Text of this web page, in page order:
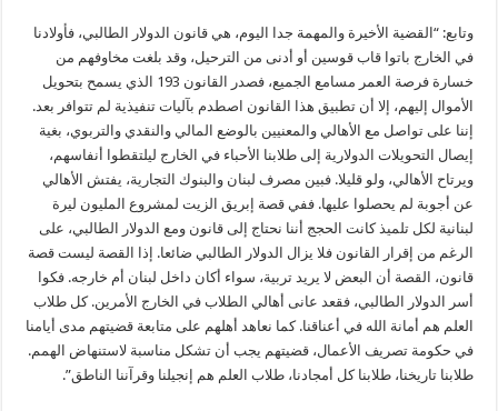
وتابع: “القضية الأخيرة والمهمة جدا اليوم، هي قانون الدولار الطالبي، فأولادنا
في الخارج باتوا قاب قوسين أو أدنى من الترحيل، وقد بلغت مخاوفهم من
خسارة فرصة العمر مسامع الجميع، فصدر القانون 193 الذي يسمح بتحويل
الأموال إليهم، إلا أن تطبيق هذا القانون اصطدم بآليات تنفيذية لم تتوافر بعد.
إننا على تواصل مع الأهالي والمعنيين بالوضع المالي والنقدي والتربوي، بغية
إيصال التحويلات الدولارية إلى طلابنا الأحباء في الخارج ليلتقطوا أنفاسهم،
ويرتاح الأهالي، ولو قليلا. فبين مصرف لبنان والبنوك التجارية، يفتش الأهالي
عن أجوبة لم يحصلوا عليها. ففي قصة إبريق الزيت لمشروع المليون ليرة
لبنانية لكل تلميذ كانت الحجج أننا نحتاج إلى قانون ومع الدولار الطالبي، على
الرغم من إقرار القانون فلا يزال الدولار الطالبي ضائعا. إذا القصة ليست قصة
قانون، القصة أن البعض لا يريد تربية، سواء أكان داخل لبنان أم خارجه. فكوا
أسر الدولار الطالبي، فقعد عانى أهالي الطلاب في الخارج الأمرين. كل طلاب
العلم هم أمانة الله في أعناقنا. كما نعاهد أهلهم على متابعة قضيتهم مدى أيامنا
في حكومة تصريف الأعمال، قضيتهم يجب أن تشكل مناسبة لاستنهاض الهمم.
طلابنا تاريخنا، طلابنا كل أمجادنا، طلاب العلم هم إنجيلنا وقرآننا الناطق”.